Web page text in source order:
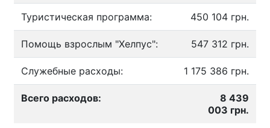
Туристическая программа: 450 104 грн.
Помощь взрослым "Хелпус": 547 312 грн.
Служебные расходы: 1 175 386 грн.
Всего расходов:
8 439
003 грн.